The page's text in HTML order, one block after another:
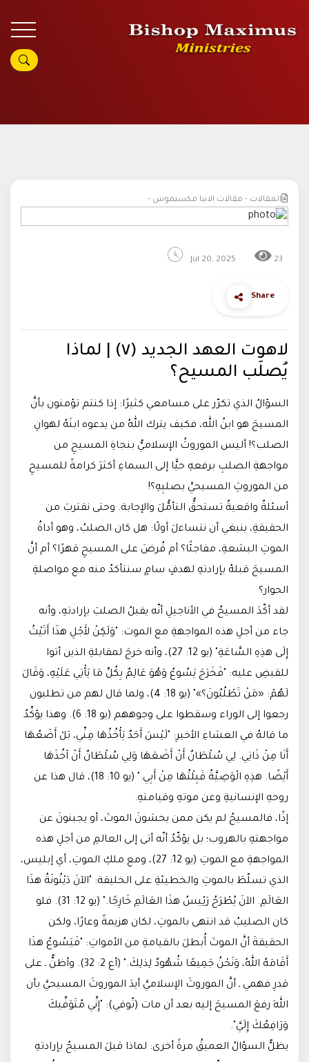
المقالات - مقالات الانبا مكسيموس -
Jul 20, 2025 23
Share
لاهوت العهد الجديد (٧) | لماذا
يُصلَب المسيح؟
السؤالُ الذي تكرّر على مسامعي كثيرًا: إذا كنتم تؤمنون بأنَّ
المسيحَ هو ابنُ الله، فكيف يترك اللهُ من يدعوه ابنَهُ لهوانِ
الصلب؟! أليس الموروثُ الإسلاميُّ بنجاةِ المسيحِ من
مواجهةِ الصلبِ برفعهِ حيًّا إلى السماءِ أكثرَ كرامةً للمسيحِ
من الموروثِ المسيحيِّ بصلبِهِ؟!
أسئلةٌ واقعيةٌ تستحقُّ التأمُّلَ والإجابة. وحتى نقتربَ من
الحقيقةِ، ينبغي أن نتساءلَ أولًا: هل كان الصلبُ، وهو أداةُ
الموتِ البشعةِ، مفاجئًا؟ أم فُرضَ على المسيحِ قهرًا؟ أم أنَّ
المسيحَ قبلهُ بإرادتهِ لهدفٍ سامٍ سنتأكدُ منه مع مواصلةِ
الحوار؟
لقد أكّدَ المسيحُ في الأناجيلِ أنّه يقبلُ الصلبَ بإرادتهِ، وأنه
جاء من أجلِ هذه المواجهةِ مع الموت: "وَلَكِنْ لأَجْلِ هذَا أَتَيْتُ
إِلَى هذِهِ السَّاعَةِ" (يو 12: 27)، وأنه خرجَ لمقابلةِ الذين أتوا
للقبضِ عليه: "فَخَرَجَ يَسُوعُ وَهُوَ عَالِمٌ بِكُلِّ مَا يَأْتِي عَلَيْهِ، وَقَالَ
لَهُمْ: «مَنْ تَطْلُبُونَ؟»" (يو 18: 4)، ولما قال لهم من تطلبون
رجعوا إلى الوراء وسقطوا على وجوههم (يو 18: 6). وهذا يؤكِّدُ
ما قالهُ في العشاءِ الأخيرِ: "لَيْسَ أَحَدٌ يَأْخُذُهَا مِنِّي، بَلْ أَضَعُهَا
أَنَا مِنْ ذَاتِي. لِي سُلْطَانٌ أَنْ أَضَعَهَا وَلِي سُلْطَانٌ أَنْ آخُذَهَا
أَيْضًا. هذِهِ الْوَصِيَّةُ قَبِلْتُهَا مِنْ أَبِي." (يو 10: 18)، قال هذا عن
روحهِ الإنسانيةِ وعن موتهِ وقيامتهِ.
إذًا، فالمسيحُ لم يكن ممن يخشونَ الموتَ، أو يجبنونَ عن
مواجهتهِ بالهروب؛ بل يؤكّدُ أنّه أتى إلى العالمِ من أجلِ هذه
المواجهةِ مع الموتِ (يو 12: 27)، ومع ملكِ الموتِ، أي إبليس،
الذي تسلّطَ بالموتِ والخطيئةِ على الخليقة: "الآنَ دَيْنُونَةُ هذَا
العَالَمِ. الآنَ يُطْرَحُ رَئِيسُ هذَا العَالَمِ خَارِجًا." (يو 12: 31). فلو
كان الصليبُ قد انتهى بالموتِ، لكان هزيمةً وعارًا، ولكن
الحقيقةَ أنَّ الموتَ أُبطلَ بالقيامةِ من الأمواتِ: "فَيَسُوعُ هذَا
أَقَامَهُ اللهُ، وَنَحْنُ جَمِيعًا شُهُودٌ لِذلِكَ." (أع 2: 32). وأظنُّ ـ على
قدرِ فهمي ـ أنَّ الموروثَ الإسلاميَّ أيدَ الموروثَ المسيحيَّ بأن
اللهَ رفعَ المسيحَ إليه بعد أن مات (تُوفي): "إِنِّي مُتَوَفِّيكَ
وَرَافِعُكَ إِلَيَّ".
يظلُّ السؤالُ العميقُ مرةً أخرى: لماذا قبلَ المسيحُ بإرادتهِ